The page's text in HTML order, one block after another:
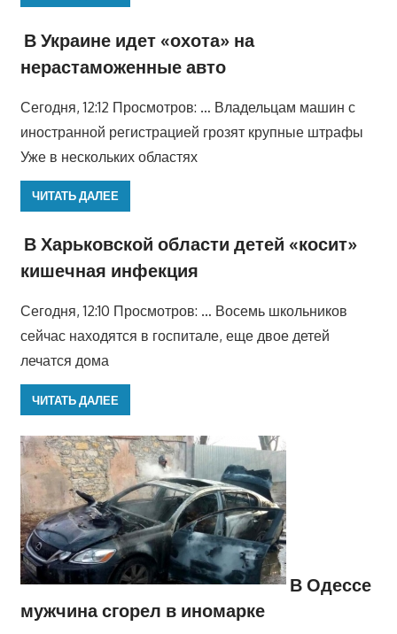
В Украине идет «охота» на
нерастаможенные авто
Сегодня, 12:12 Просмотров: … Владельцам машин с
иностранной регистрацией грозят крупные штрафы
Уже в нескольких областях
ЧИТАТЬ ДАЛЕЕ
В Харьковской области детей «косит»
кишечная инфекция
Сегодня, 12:10 Просмотров: … Восемь школьников
сейчас находятся в госпитале, еще двое детей
лечатся дома
ЧИТАТЬ ДАЛЕЕ
В Одессе
мужчина сгорел в иномарке